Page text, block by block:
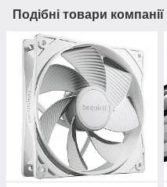
Подібні товари компанії